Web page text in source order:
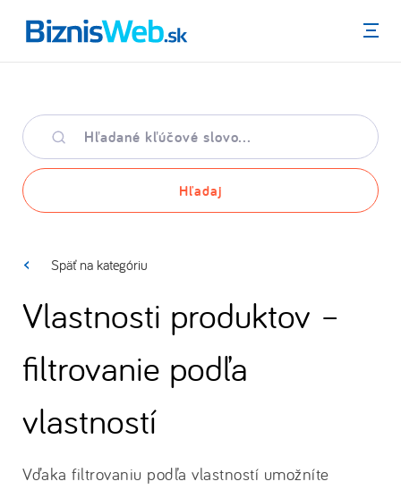
Menu
Hľadané
kľúčové
slovo
Hľadaj
Späť na kategóriu
Vlastnosti produktov –
filtrovanie podľa
vlastností
Vďaka filtrovaniu podľa vlastností umožníte